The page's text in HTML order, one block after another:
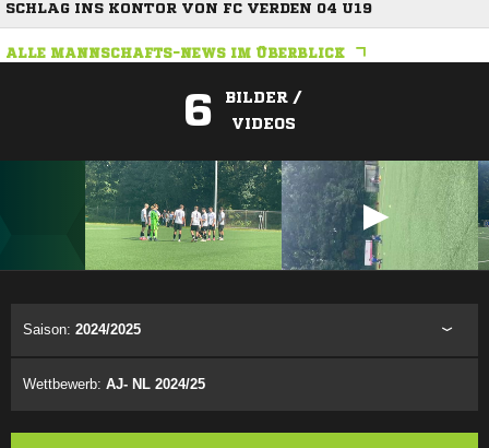
SCHLAG INS KONTOR VON FC VERDEN 04 U19
ALLE MANNSCHAFTS-NEWS IM ÜBERBLICK
6
BILDER /
VIDEOS
Saison: 2024/2025
Wettbewerb: AJ- NL 2024/25